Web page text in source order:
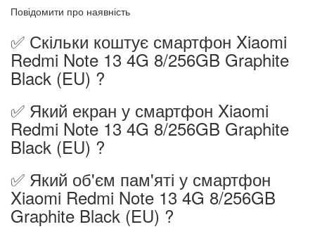
Повідомити про наявність
✅ Скільки коштує смартфон Xiaomi
Redmi Note 13 4G 8/256GB Graphite
Black (EU) ?
✅ Який екран у смартфон Xiaomi
Redmi Note 13 4G 8/256GB Graphite
Black (EU) ?
✅ Який об'єм пам'яті у смартфон
Xiaomi Redmi Note 13 4G 8/256GB
Graphite Black (EU) ?